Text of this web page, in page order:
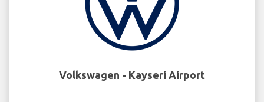
Volkswagen - Kayseri Airport